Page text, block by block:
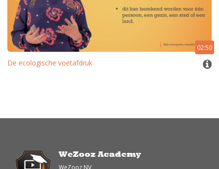
02:50
De ecologische voetafdruk
WeZooz Academy
WeZooz NV